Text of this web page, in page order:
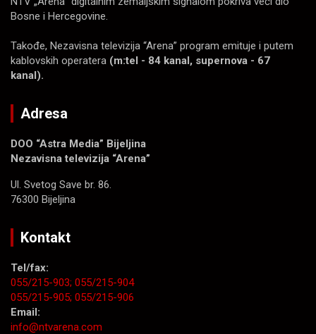
Bosne i Hercegovine.
Takođe, Nezavisna televizija “Arena” program emituje i putem
kablovskih operatera (m:tel - 84 kanal, supernova - 67
kanal).
Adresa
DOO “Astra Media” Bijeljina
Nezavisna televizija “Arena”
Ul. Svetog Save br. 86.
76300 Bijeljina
Kontakt
Tel/fax:
055/215-903; 055/215-904
055/215-905; 055/215-906
Email:
info@ntvarena.com